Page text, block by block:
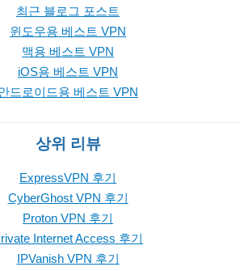
최근 블로그 포스트
윈도우용 베스트 VPN
맥용 베스트 VPN
iOS용 베스트 VPN
드로이드용 베스트 VPN
상위 리뷰
ExpressVPN 후기
CyberGhost VPN 후기
Proton VPN 후기
Internet Access 후기
IPVanish VPN 후기